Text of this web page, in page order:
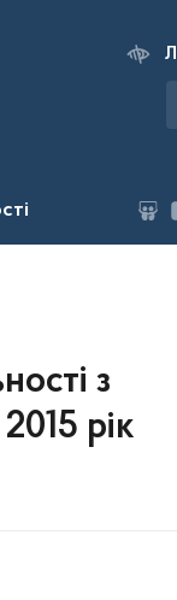
з
рік